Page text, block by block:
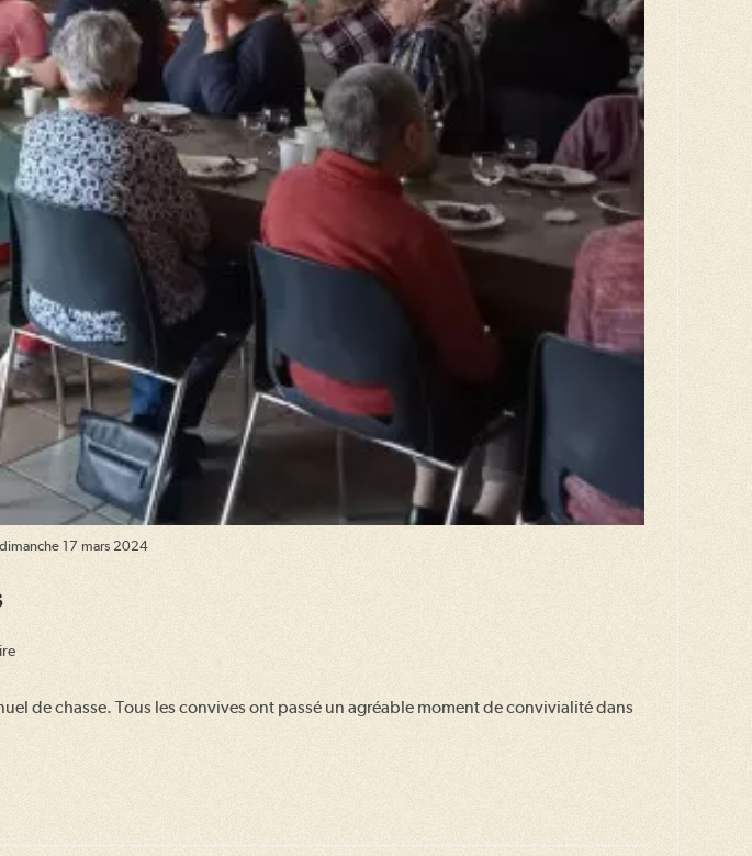
17 mars 2024
de chasse. Tous les convives ont passé un agréable moment de convivialité dans